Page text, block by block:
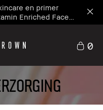
en primer
Enriched Face
0